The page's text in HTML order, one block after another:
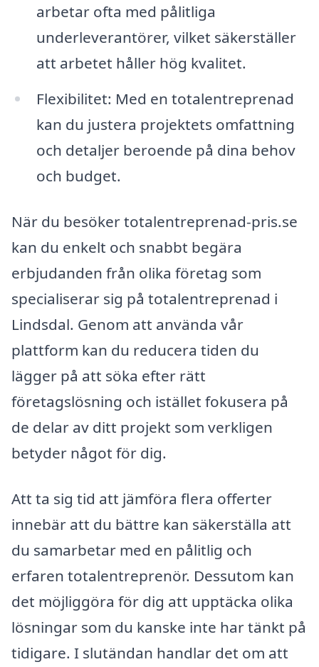
arbetar ofta med pålitliga
underleverantörer, vilket säkerställer
att arbetet håller hög kvalitet.
Flexibilitet: Med en totalentreprenad
kan du justera projektets omfattning
och detaljer beroende på dina behov
och budget.
När du besöker totalentreprenad-pris.se
kan du enkelt och snabbt begära
erbjudanden från olika företag som
specialiserar sig på totalentreprenad i
Lindsdal. Genom att använda vår
plattform kan du reducera tiden du
lägger på att söka efter rätt
företagslösning och istället fokusera på
de delar av ditt projekt som verkligen
betyder något för dig.
Att ta sig tid att jämföra flera offerter
innebär att du bättre kan säkerställa att
du samarbetar med en pålitlig och
erfaren totalentreprenör. Dessutom kan
det möjliggöra för dig att upptäcka olika
lösningar som du kanske inte har tänkt på
tidigare. I slutändan handlar det om att